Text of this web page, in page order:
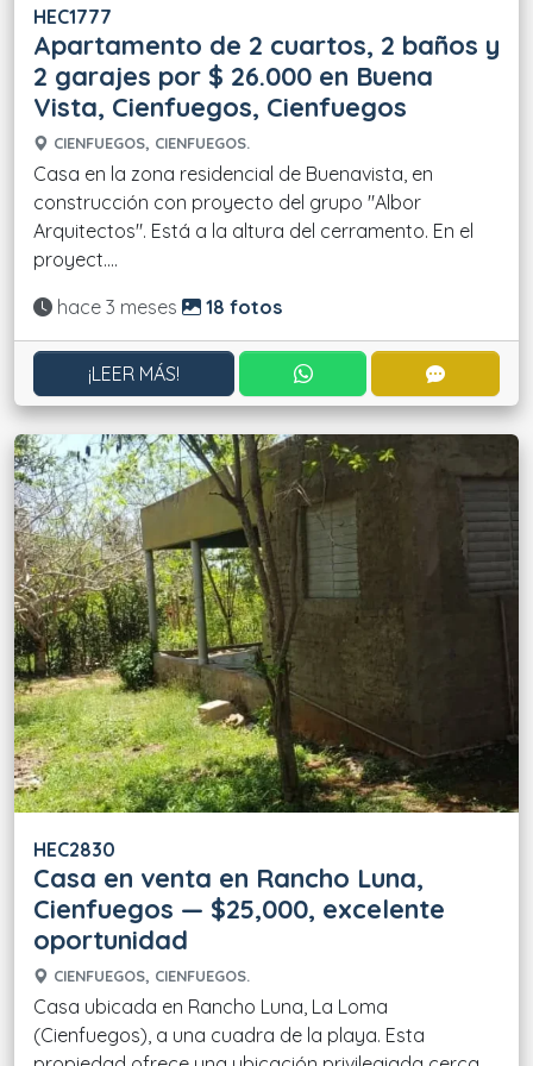
HEC1777
Apartamento de 2 cuartos, 2 baños y
2 garajes por $ 26.000 en Buena
Vista, Cienfuegos, Cienfuegos
CIENFUEGOS, CIENFUEGOS.
Casa en la zona residencial de Buenavista, en
construcción con proyecto del grupo "Albor
Arquitectos". Está a la altura del cerramento. En el
proyect....
Actualizado:
hace 3 meses 18 fotos
¡LEER MÁS! CONTACTAR POR
HEC2830
Casa en venta en Rancho Luna,
Cienfuegos — $25,000, excelente
oportunidad
CIENFUEGOS, CIENFUEGOS.
Casa ubicada en Rancho Luna, La Loma
(Cienfuegos), a una cuadra de la playa. Esta